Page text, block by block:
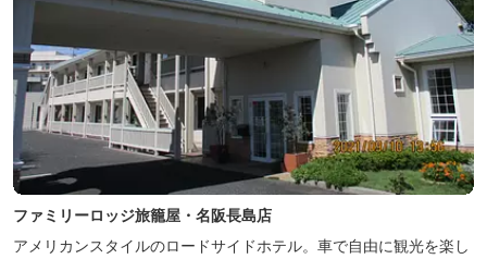
ファミリーロッジ旅籠屋・名阪長島店
アメリカンスタイルのロードサイドホテル。車で自由に観光を楽し